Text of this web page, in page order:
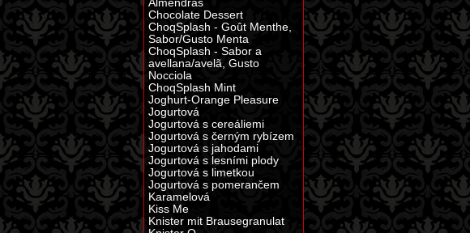
Almendras
Chocolate Dessert
ChoqSplash - Goût Menthe,
Sabor/Gusto Menta
ChoqSplash - Sabor a
avellana/avelã, Gusto
Nocciola
ChoqSplash Mint
Joghurt-Orange Pleasure
Jogurtová
Jogurtová s cereáliemi
Jogurtová s černým rybízem
Jogurtová s jahodami
Jogurtová s lesními plody
Jogurtová s limetkou
Jogurtová s pomerančem
Karamelová
Kiss Me
Knister mit Brausegranulat